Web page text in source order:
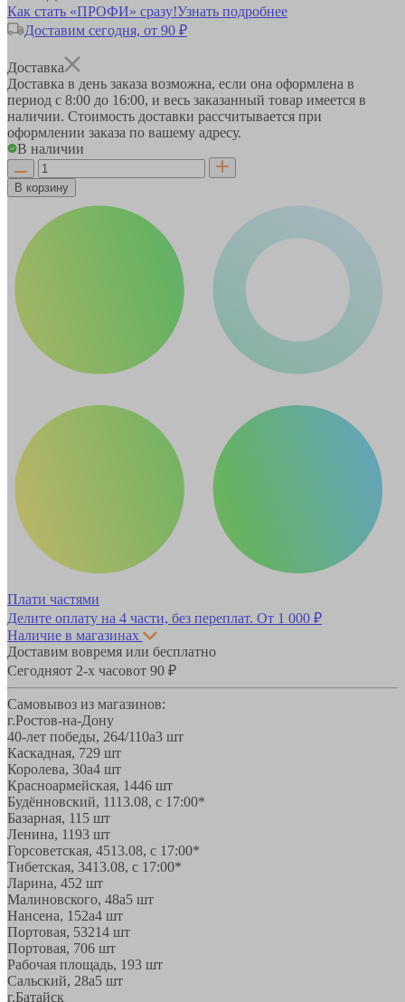
Как стать «ПРОФИ» сразу!Узнать подробнее
Доставим сегодня, от 90 ₽
Доставка
Доставка в день заказа возможна, если она оформлена в
период с 8:00 до 16:00, и весь заказанный товар имеется в
наличии. Стоимость доставки рассчитывается при
оформлении заказа по вашему адресу.
В наличии
В корзину
Плати частями
Делите оплату на 4 части, без переплат. От 1 000 ₽
Наличие в магазинах
Доставим вовремя или бесплатно
Сегодняот 2-х часовот 90 ₽
Самовывоз из магазинов:
г.Ростов-на-Дону
40-лет победы, 264/110а3 шт
Каскадная, 729 шт
Королева, 30а4 шт
Красноармейская, 1446 шт
Будённовский, 1113.08, с 17:00*
Базарная, 11 5 шт
Ленина, 1193 шт
Горсоветская, 4513.08, с 17:00*
Тибетская, 3413.08, с 17:00*
Ларина, 452 шт
Малиновского, 48а5 шт
Нансена, 152а4 шт
Портовая, 53214 шт
Портовая, 706 шт
Рабочая площадь, 193 шт
Сальский, 28a5 шт
г.Батайск